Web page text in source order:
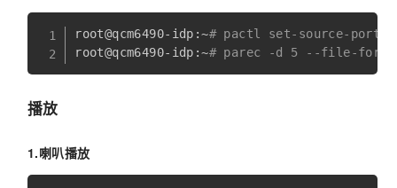
root@qcm6490-idp:~# pactl set-source-port 5
root@qcm6490-idp:~# parec -d 5 --file-
播放
1.喇叭播放